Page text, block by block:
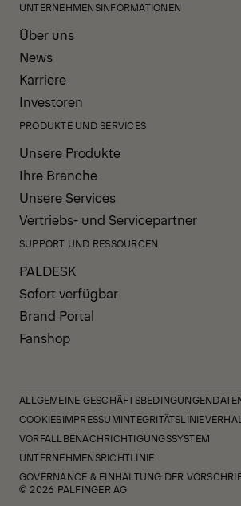
UNTERNEHMENSINFORMATIONEN
Über uns
News
Karriere
Investoren
PRODUKTE UND SERVICES
Unsere Produkte
Ihre Branche
Unsere Services
Vertriebs- und Servicepartner
SUPPORT UND RESSOURCEN
PALDESK
Sofort verfügbar
Brand Portal
Fanshop
ALLGEMEINE GESCHÄFTSBEDINGUNGEN
COOKIESIMPRESSUMINTEGRITÄTSLINIE
VORFALLBENACHRICHTIGUNGSSYSTEM
UNTERNEHMENSRICHTLINIE
GOVERNANCE & EINHALTUNG DER
© 2026 PALFINGER AG